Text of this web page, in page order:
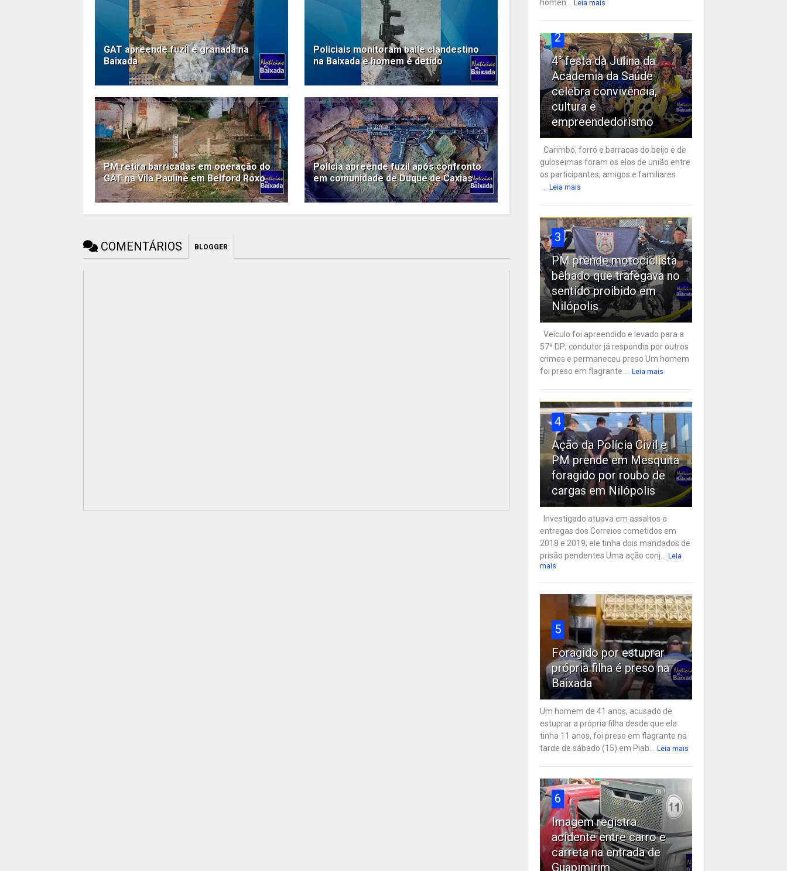
GAT apreende fuzil e granada na
Baixada
Policiais monitoram baile clandestino
na Baixada e homem é detido
PM retira barricadas em operação do
GAT na Vila Pauline em Belford Roxo
Polícia apreende fuzil após confronto
em comunidade de Duque de Caxias
COMENTÁRIOS BLOGGER
homen... Leia mais
2
4° festa da Julina da
Academia da Saúde
celebra convivência,
cultura e
empreendedorismo
Carimbó, forró e barracas do beijo e de
guloseimas foram os elos de união entre
os participantes, amigos e familiares
... Leia mais
3
PM prende motociclista
bêbado que trafegava no
sentido proibido em
Nilópolis
Veículo foi apreendido e levado para a
57ª DP; condutor já respondia por outros
crimes e permaneceu preso Um homem
foi preso em flagrante ... Leia mais
4
Ação da Polícia Civil e
PM prende em Mesquita
foragido por roubo de
cargas em Nilópolis
Investigado atuava em assaltos a
entregas dos Correios cometidos em
2018 e 2019; ele tinha dois mandados de
prisão pendentes Uma ação conj... Leia
mais
5
Foragido por estuprar
própria filha é preso na
Baixada
Um homem de 41 anos, acusado de
estuprar a própria filha desde que ela
tinha 11 anos, foi preso em flagrante na
tarde de sábado (15) em Piab... Leia mais
6
Imagem registra
acidente entre carro e
carreta na entrada de
Guapimirim